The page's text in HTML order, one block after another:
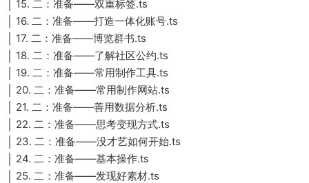
│ 15. 二：准备——双重标签.ts
│ 16. 二：准备——打造一体化账号.ts
│ 17. 二：准备——博览群书.ts
│ 18. 二：准备——了解社区公约.ts
│ 19. 二：准备——常用制作工具.ts
│ 20. 二：准备——常用制作网站.ts
│ 21. 二：准备——善用数据分析.ts
│ 22. 二：准备——思考变现方式.ts
│ 23. 二：准备——没才艺如何开始.ts
│ 24. 二：准备——基本操作.ts
│ 25. 二：准备——发现好素材.ts